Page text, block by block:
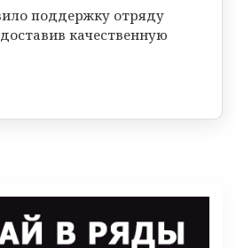
поддержку отряду
качественную